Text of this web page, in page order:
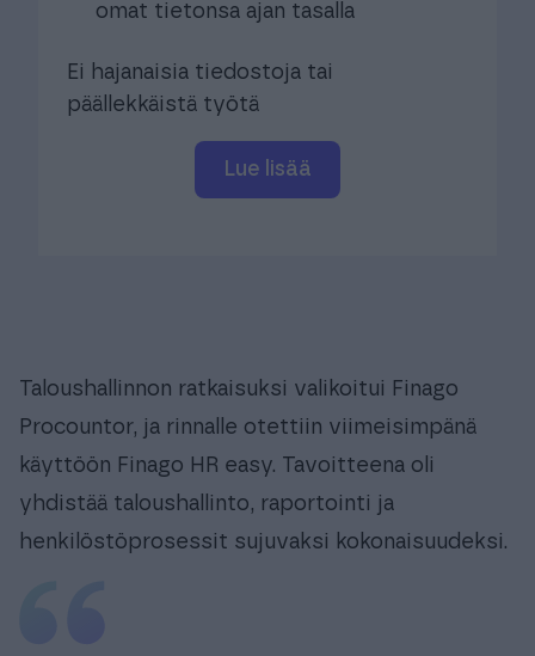
omat tietonsa ajan tasalla​
Ei hajanaisia tiedostoja tai
päällekkäistä työtä​
Lue lisää
Taloushallinnon ratkaisuksi valikoitui Finago
Procountor, ja rinnalle otettiin viimeisimpänä
käyttöön Finago HR easy. Tavoitteena oli
yhdistää taloushallinto, raportointi ja
henkilöstöprosessit sujuvaksi kokonaisuudeksi.